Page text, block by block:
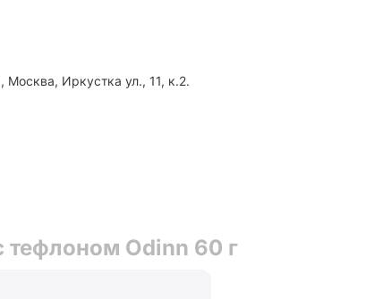
Иркустка ул., 11, к.2.
Odinn 60 г